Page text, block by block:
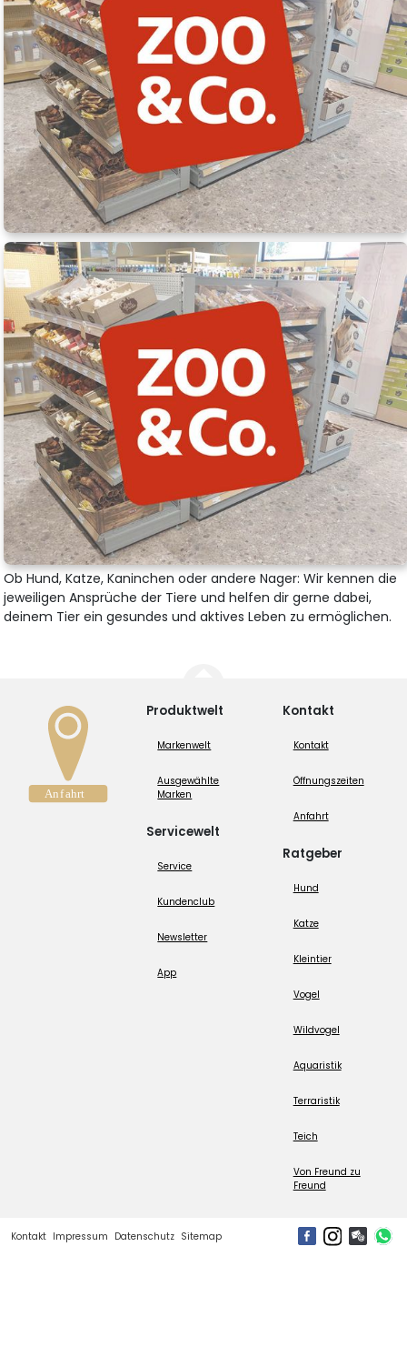
Ob Hund, Katze, Kaninchen oder andere Nager: Wir kennen die
jeweiligen Ansprüche der Tiere und helfen dir gerne dabei,
deinem Tier ein gesundes und aktives Leben zu ermöglichen.
Produktwelt
Markenwelt
Ausgewählte
Marken
Servicewelt
Service
Kundenclub
Newsletter
App
Kontakt
Kontakt
Öffnungszeiten
Anfahrt
Ratgeber
Hund
Katze
Kleintier
Vogel
Wildvogel
Aquaristik
Terraristik
Teich
Von Freund zu
Freund
Kontakt Impressum Datenschutz Sitemap